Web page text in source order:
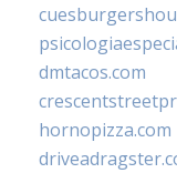
dmtacos.com
hornopizza.com